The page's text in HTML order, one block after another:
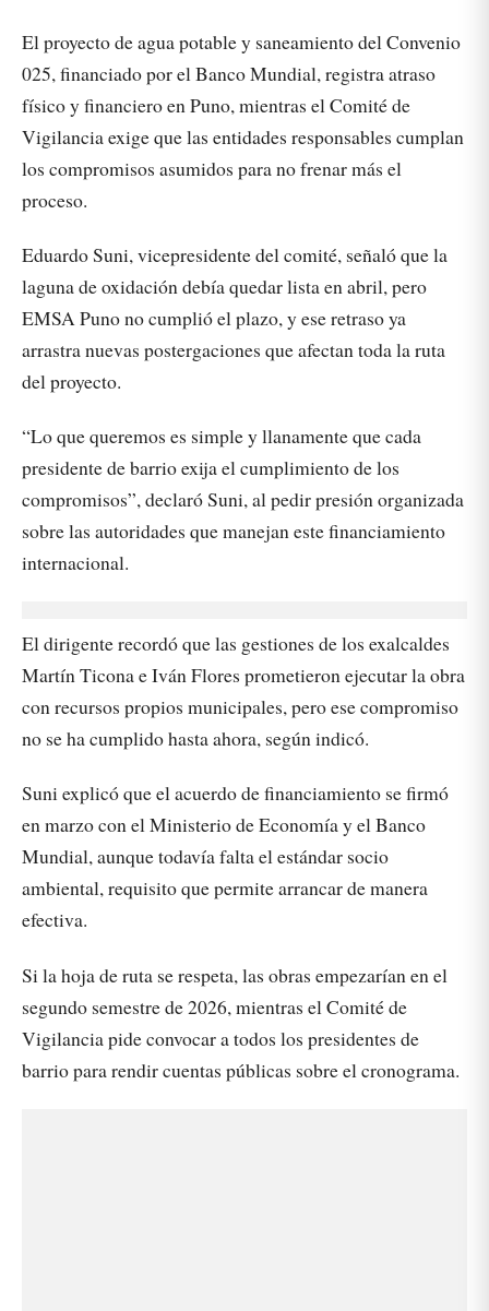
El proyecto de agua potable y saneamiento del Convenio
025, financiado por el Banco Mundial, registra atraso
físico y financiero en Puno, mientras el Comité de
Vigilancia exige que las entidades responsables cumplan
los compromisos asumidos para no frenar más el
proceso.
Eduardo Suni, vicepresidente del comité, señaló que la
laguna de oxidación debía quedar lista en abril, pero
EMSA Puno no cumplió el plazo, y ese retraso ya
arrastra nuevas postergaciones que afectan toda la ruta
del proyecto.
“Lo que queremos es simple y llanamente que cada
presidente de barrio exija el cumplimiento de los
compromisos”, declaró Suni, al pedir presión organizada
sobre las autoridades que manejan este financiamiento
internacional.
El dirigente recordó que las gestiones de los exalcaldes
Martín Ticona e Iván Flores prometieron ejecutar la obra
con recursos propios municipales, pero ese compromiso
no se ha cumplido hasta ahora, según indicó.
Suni explicó que el acuerdo de financiamiento se firmó
en marzo con el Ministerio de Economía y el Banco
Mundial, aunque todavía falta el estándar socio
ambiental, requisito que permite arrancar de manera
efectiva.
Si la hoja de ruta se respeta, las obras empezarían en el
segundo semestre de 2026, mientras el Comité de
Vigilancia pide convocar a todos los presidentes de
barrio para rendir cuentas públicas sobre el cronograma.